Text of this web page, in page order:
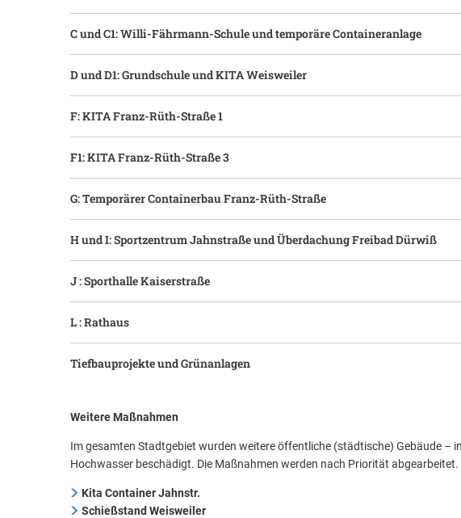
C und C1: Willi-Fährmann-Schule und temporäre Containeranlage
D und D1: Grundschule und KITA Weisweiler
F: KITA Franz-Rüth-Straße 1
F1: KITA Franz-Rüth-Straße 3
G: Temporärer Containerbau Franz-Rüth-Straße
H und I: Sportzentrum Jahnstraße und Überdachung Freibad Dürwiß
J : Sporthalle Kaiserstraße
L : Rathaus
Tiefbauprojekte und Grünanlagen
Weitere Maßnahmen
Im gesamten Stadtgebiet wurden weitere öffentliche (städtische) Gebäude –
Hochwasser beschädigt. Die Maßnahmen werden nach Priorität abgearbeitet.
Kita Container Jahnstr.
Schießstand Weisweiler